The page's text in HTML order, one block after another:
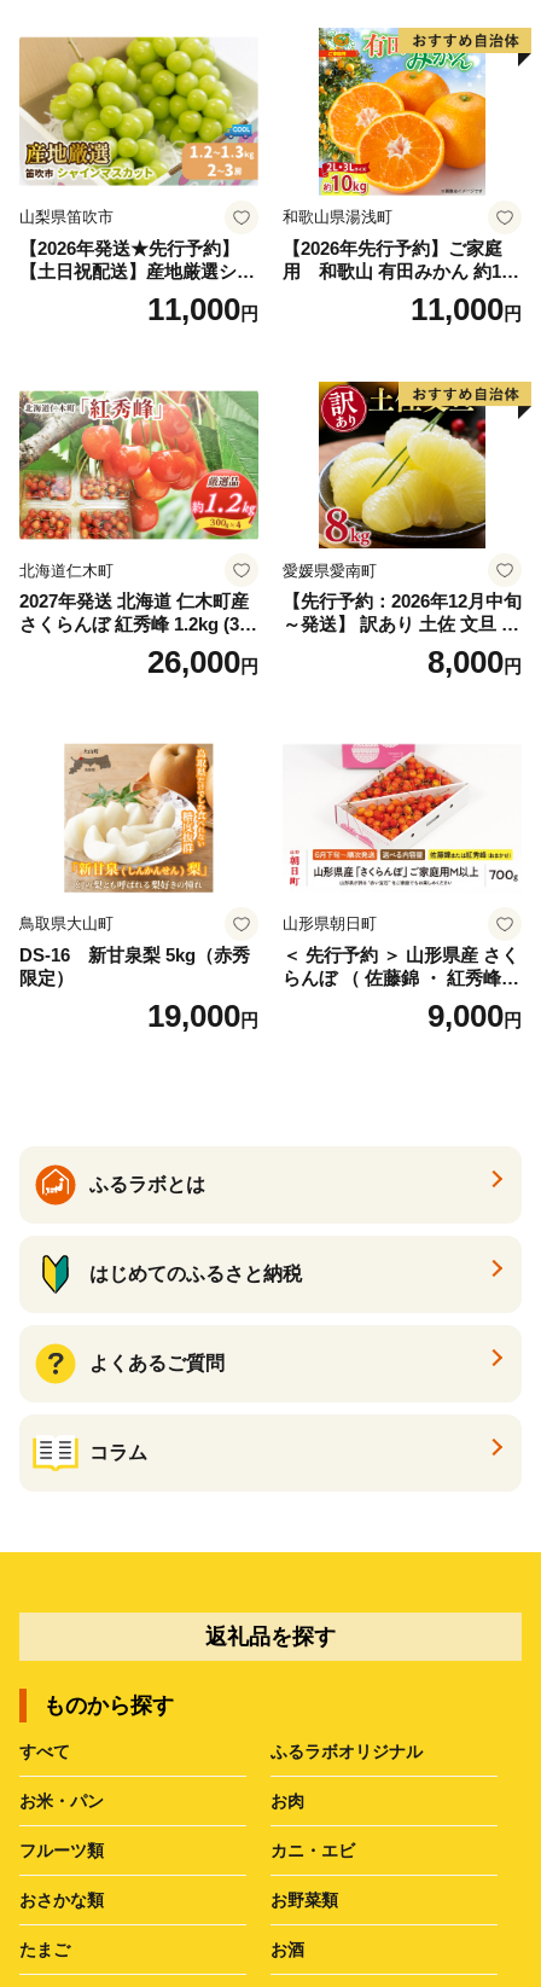
果肉 長野県産 小諸市
山梨県笛吹市
【2026年発送★先行予約】
【土日祝配送】産地厳選シャ
インマスカット1.2kg～1.3kg
（2房～3房）※沖縄・離島配
笛吹市 山梨県 フルーツ 果物
ぶどう 葡萄 大粒 シャインマ
スカット おすすめ シャイン
マスカット 贈答 ギフト 産地
笛吹市 シャインマスカット
笛吹 葡萄 国産 ぶどう 人気
国産 1.2kg 先行｜
11,000円
和歌山県湯浅町
【2026年先行予約】ご家庭
用 和歌山 有田みかん 約10k
g (2L、3Lサイズ)【湯浅町】
11,000円
北海道仁木町
2027年発送 北海道 仁木町産
さくらんぼ 紅秀峰 1.2kg (300
g×4パック) Lサイズ以上 旬
桜桃 産地直送 サクランボ チ
26,000円
愛媛県愛南町
【先行予約：2026年12月中旬
～発送】 訳あり 土佐 文旦 8k
g (Mサイズ以上サイズミック
ス) 8000円 わけあり ぶんた
産 農家直送 期間限定 特産品
サイズミックス くらもとフ
ァーム 愛南町 愛媛県
8,000円
鳥取県大山町
DS-16 新甘泉梨 5kg（赤秀
限定）
19,000円
山形県朝日町
＜ 先行予約 ＞ 山形県産 さく
らんぼ （ 佐藤錦 ・ 紅秀峰
） ご家庭用 M以上 700g 【20
26年6月下旬から7月上旬発
9,000円
ふるラボとは
はじめてのふるさと納税
よくあるご質問
コラム
返礼品を探す
ものから探す
すべて ふるラボオリジナル
お米・パン お肉
フルーツ類 カニ・エビ
おさかな類 お野菜類
たまご お酒